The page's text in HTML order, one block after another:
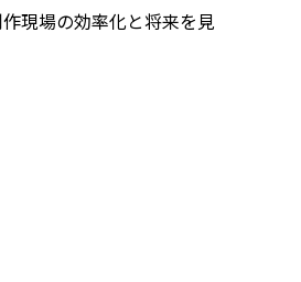
現場の効率化と将来を見